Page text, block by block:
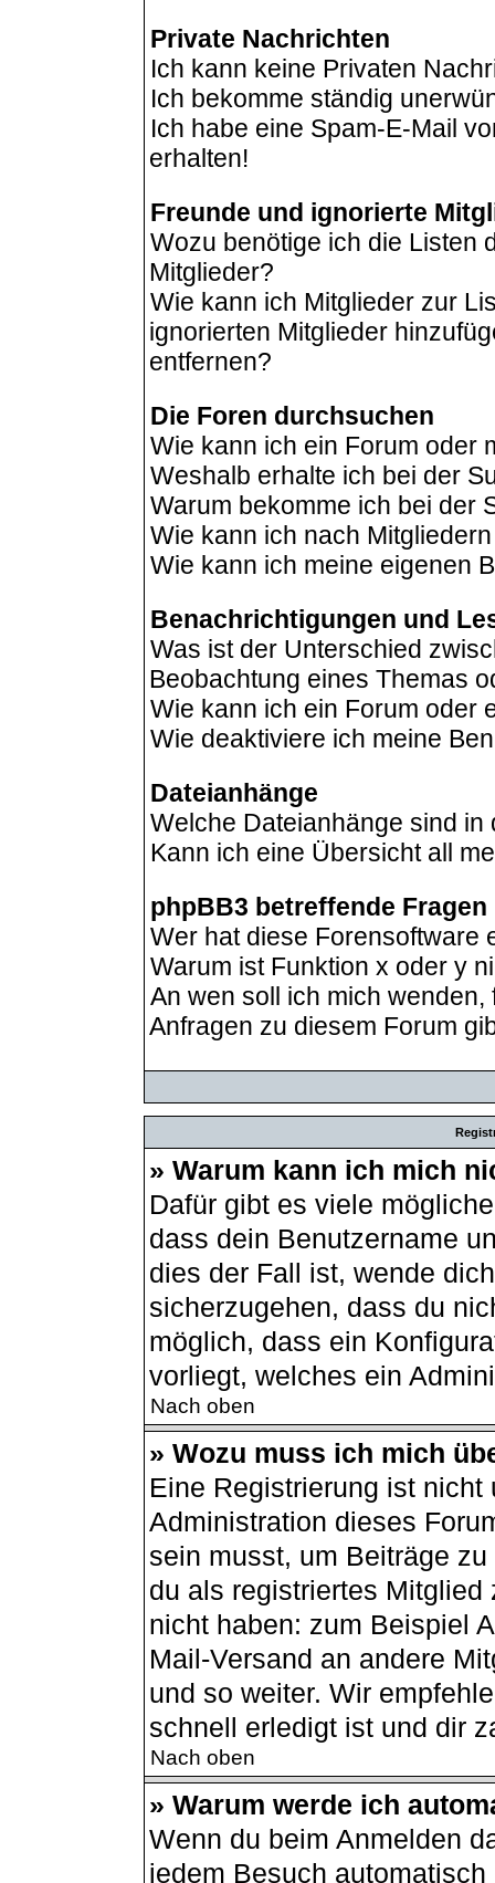
Private Nachrichten
Ich kann keine Privaten
Ich bekomme ständig
Ich habe eine Spam-E-Mail
erhalten!
Freunde und ignorierte
Wozu benötige ich die Listen
Mitglieder?
Wie kann ich Mitglieder zur
ignorierten Mitglieder
entfernen?
Die Foren durchsuchen
Wie kann ich ein Forum oder
Weshalb erhalte ich bei der
Warum bekomme ich bei der
Wie kann ich nach
Wie kann ich meine eigenen
Benachrichtigungen und
Was ist der Unterschied
Beobachtung eines Themas
Wie kann ich ein Forum oder
Wie deaktiviere ich meine
Dateianhänge
Welche Dateianhänge sind
Kann ich eine Übersicht all
phpBB3 betreffende Fragen
Wer hat diese Forensoftware
Warum ist Funktion x oder y
An wen soll ich mich
Anfragen zu diesem Forum
» Warum kann ich mich
Dafür gibt es viele
dass dein Benutzername
dies der Fall ist, wende
sicherzugehen, dass du
möglich, dass ein
vorliegt, welches ein
Nach oben
» Wozu muss ich mich
Eine Registrierung ist
Administration dieses
sein musst, um Beiträge
du als registriertes
nicht haben: zum Beispiel
Mail-Versand an andere
und so weiter. Wir
schnell erledigt ist und dir
Nach oben
» Warum werde ich
Wenn du beim Anmelden
jedem Besuch